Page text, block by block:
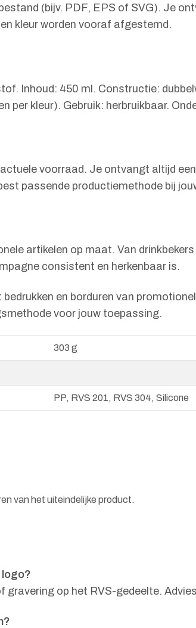
(bijv. PDF, EPS of SVG). Je
kleur worden vooraf afgestemd.
Inhoud: 450 ml. Constructie:
per kleur). Gebruik: herbruikbaar.
voorraad. Je ontvangt altijd
passende productiemethode bij
artikelen op maat. Van
consistent en herkenbaar is.
en borduren van
voor jouw toepassing.
303 g
PP, RVS 201, RVS 304, Silicone
van het uiteindelijke product.
logo?
op het RVS-gedeelte.